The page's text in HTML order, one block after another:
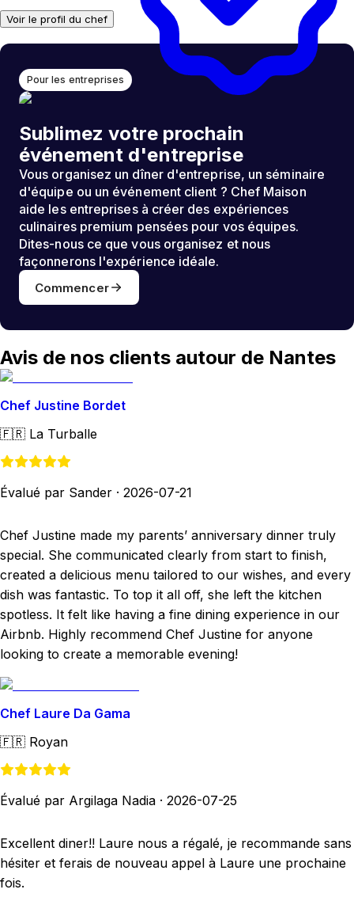
Voir le profil du chef
Pour les entreprises
Sublimez votre prochain
événement d'entreprise
Vous organisez un dîner d'entreprise, un séminaire
d'équipe ou un événement client ? Chef Maison
aide les entreprises à créer des expériences
culinaires premium pensées pour vos équipes.
Dites-nous ce que vous organisez et nous
façonnerons l'expérience idéale.
Commencer
Avis de nos clients autour de Nantes
Chef Justine Bordet
🇫🇷 La Turballe
Évalué par Sander · 2026-07-21
Chef Justine made my parents’ anniversary dinner truly
special. She communicated clearly from start to finish,
created a delicious menu tailored to our wishes, and every
dish was fantastic. To top it all off, she left the kitchen
spotless. It felt like having a fine dining experience in our
Airbnb. Highly recommend Chef Justine for anyone
looking to create a memorable evening!
Chef Laure Da Gama
🇫🇷 Royan
Évalué par Argilaga Nadia · 2026-07-25
Excellent diner!! Laure nous a régalé, je recommande sans
hésiter et ferais de nouveau appel à Laure une prochaine
fois.